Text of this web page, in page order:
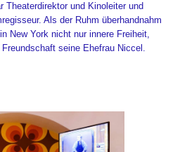
Theaterdirektor und Kinoleiter und
Als der Ruhm überhandnahm
New York nicht nur innere Freiheit,
seine Ehefrau Niccel.